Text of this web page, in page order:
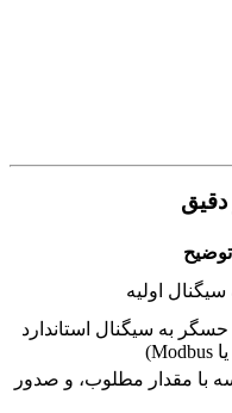
توضیح
اولیه
به سیگنال استاندارد
با مقدار مطلوب، و صدور